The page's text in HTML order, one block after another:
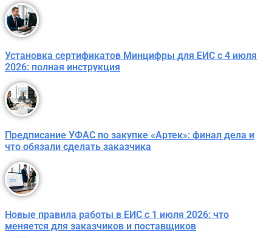
Установка сертификатов Минцифры для ЕИС с 4 июля
2026: полная инструкция
Предписание УФАС по закупке «Артек»: финал дела и
что обязали сделать заказчика
Новые правила работы в ЕИС с 1 июля 2026: что
меняется для заказчиков и поставщиков